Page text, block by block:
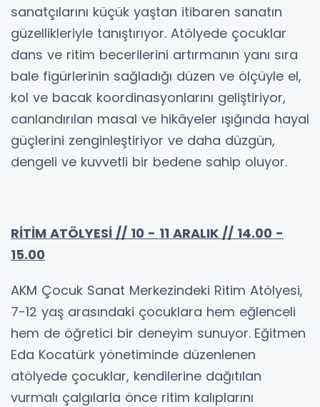
sanatçılarını küçük yaştan itibaren sanatın
güzellikleriyle tanıştırıyor. Atölyede çocuklar
dans ve ritim becerilerini artırmanın yanı sıra
bale figürlerinin sağladığı düzen ve ölçüyle el,
kol ve bacak koordinasyonlarını geliştiriyor,
canlandırılan masal ve hikâyeler ışığında hayal
güçlerini zenginleştiriyor ve daha düzgün,
dengeli ve kuvvetli bir bedene sahip oluyor.
RİTİM ATÖLYESİ // 10 - 11 ARALIK // 14.00 -
15.00
AKM Çocuk Sanat Merkezindeki Ritim Atölyesi,
7-12 yaş arasındaki çocuklara hem eğlenceli
hem de öğretici bir deneyim sunuyor. Eğitmen
Eda Kocatürk yönetiminde düzenlenen
atölyede çocuklar, kendilerine dağıtılan
vurmalı çalgılarla önce ritim kalıplarını